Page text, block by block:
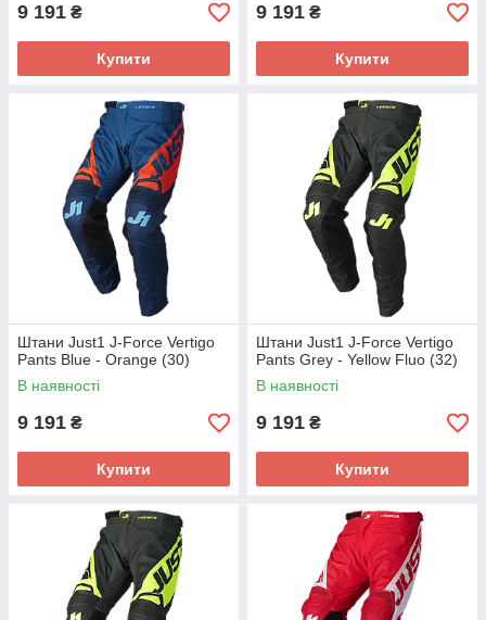
9 191 ₴
Купити
9 191 ₴
Купити
Штани Just1 J-Force Vertigo
Pants Blue - Orange (30)
В наявності
9 191 ₴
Купити
Штани Just1 J-Force Vertigo
Pants Grey - Yellow Fluo (32)
В наявності
9 191 ₴
Купити